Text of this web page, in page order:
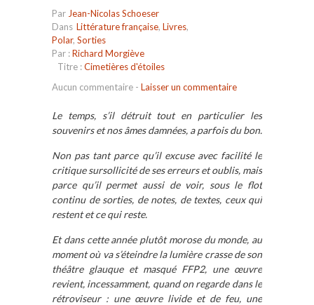
Par Jean-Nicolas Schoeser
Dans Littérature française, Livres,
Polar, Sorties
Par :Richard Morgiève
Titre :Cimetières d'étoiles
Aucun commentaire - Laisser un commentaire
Le temps, s’il détruit tout en particulier les
souvenirs et nos âmes damnées, a parfois du bon.
Non pas tant parce qu’il excuse avec facilité le
critique sursollicité de ses erreurs et oublis, mais
parce qu’il permet aussi de voir, sous le flot
continu de sorties, de notes, de textes, ceux qui
restent et ce qui reste.
Et dans cette année plutôt morose du monde, au
moment où va s’éteindre la lumière crasse de son
théâtre glauque et masqué FFP2, une œuvre
revient, incessamment, quand on regarde dans le
rétroviseur : une œuvre livide et de feu, une